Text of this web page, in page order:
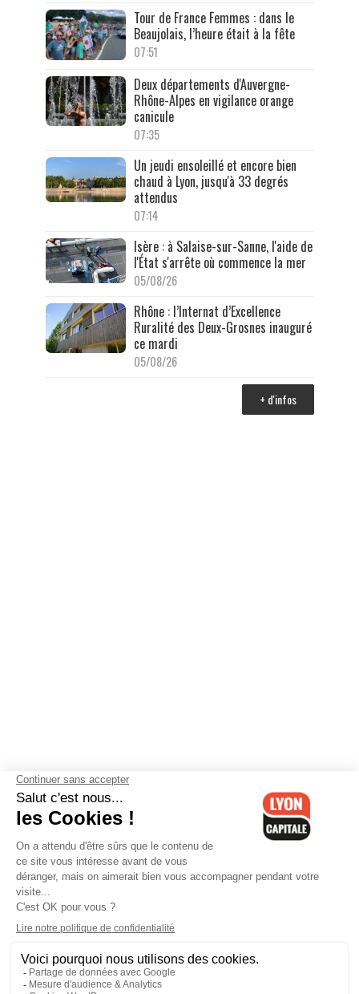
Tour de France Femmes : dans le
Beaujolais, l’heure était à la fête
07:51
Deux départements d'Auvergne-
Rhône-Alpes en vigilance orange
canicule
07:35
Un jeudi ensoleillé et encore bien
chaud à Lyon, jusqu'à 33 degrés
attendus
07:14
Isère : à Salaise-sur-Sanne, l'aide de
l'État s'arrête où commence la mer
05/08/26
Rhône : l’Internat d’Excellence
Ruralité des Deux-Grosnes inauguré
ce mardi
05/08/26
+ d'infos
Contactez-nous-Mentions légales-CGV-Politique de
confidentialité-Gestion des cookies